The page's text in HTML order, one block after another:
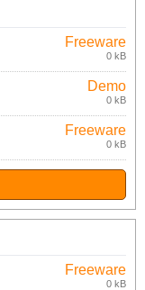
Freeware
0 kB
Demo
0 kB
Freeware
0 kB
Freeware
0 kB